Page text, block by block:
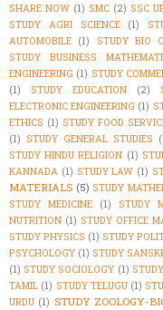
SHARE NOW (1) SMC (2) SSC
STUDY AGRI SCIENCE
(1)
AUTOMOBILE (1) STUDY BIO
STUDY BUSINESS
ENGINEERING (1) STUDY
(1)
STUDY EDUCATION (2)
ELECTRONIC ENGINEERING (1)
ETHICS (1) STUDY FOOD
(1) STUDY GENERAL STUDIES
STUDY HINDU RELIGION (1)
KANNADA (1) STUDY LAW (1)
MATERIALS (5) STUDY
STUDY MEDICINE
(1) STUDY
NUTRITION (1) STUDY OFFICE
STUDY PHYSICS (1) STUDY
PSYCHOLOGY (1) STUDY
(1) STUDY SOCIOLOGY (1)
TAMIL (1) STUDY TELUGU (1)
URDU (1) STUDY ZOOLOGY-